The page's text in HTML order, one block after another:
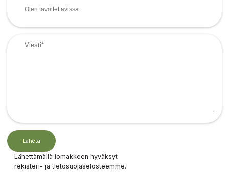
Lähettämällä lomakkeen hyväksyt
rekisteri- ja tietosuojaselosteemme.